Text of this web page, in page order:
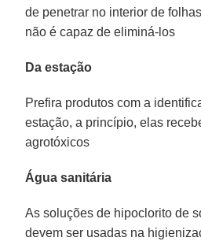
de penetrar no interior de
não é capaz de eliminá-los
Da estação
Prefira produtos com a
estação, a princípio, elas
agrotóxicos
Água sanitária
As soluções de hipoclorito de
devem ser usadas na